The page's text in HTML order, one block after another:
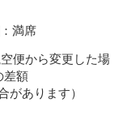
：満席
便から変更した場
差額
があります）